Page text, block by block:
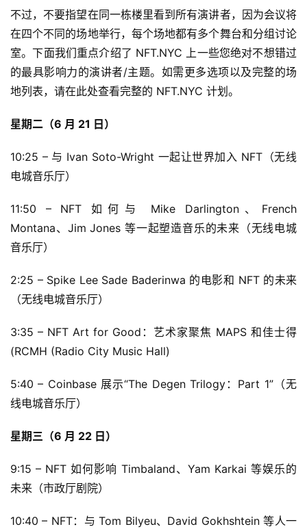
不过，不要指望在同一栋楼里看到所有演讲者，因为会议将
在四个不同的场地举行，每个场地都有多个舞台和分组讨论
室。下面我们重点介绍了 NFT.NYC 上一些您绝对不想错过
的最具影响力的演讲者/主题。如需更多选项以及完整的场
地列表，请在此处查看完整的 NFT.NYC 计划。
星期二（6 月 21 日）
10:25 – 与 Ivan Soto-Wright 一起让世界加入 NFT（无线
电城音乐厅）
11:50 – NFT 如何与 Mike Darlington、French
Montana、Jim Jones 等一起塑造音乐的未来（无线电城
音乐厅）
2:25 – Spike Lee Sade Baderinwa 的电影和 NFT 的未来
（无线电城音乐厅）
3:35 – NFT Art for Good：艺术家聚焦 MAPS 和佳士得
(RCMH (Radio City Music Hall)
5:40 – Coinbase 展示“The Degen Trilogy：Part 1”（无
线电城音乐厅）
星期三（6 月 22 日）
9:15 – NFT 如何影响 Timbaland、Yam Karkai 等娱乐的
未来（市政厅剧院）
10:40 – NFT：与 Tom Bilyeu、David Gokhshtein 等人一